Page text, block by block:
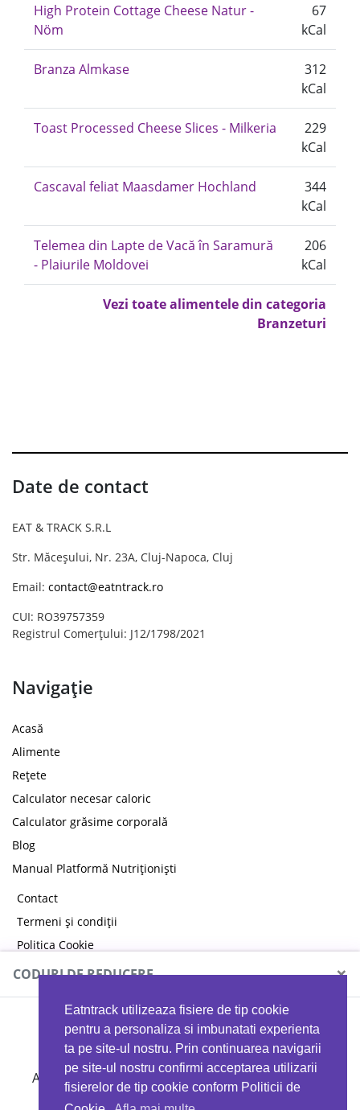
Eatntrack utilizeaza fisiere de tip cookie
pentru a personaliza si imbunatati experienta
ta pe site-ul nostru. Prin continuarea navigarii
pe site-ul nostru confirmi acceptarea utilizarii
fisierelor de tip cookie conform Politicii de
High Protein Cottage Cheese Natur -
Nöm
67
kCal
Branza Almkase
312
kCal
Toast Processed Cheese Slices - Milkeria
229
kCal
Cascaval feliat Maasdamer Hochland
344
kCal
Telemea din Lapte de Vacă în Saramură
- Plaiurile Moldovei
206
kCal
Vezi toate alimentele din categoria
Branzeturi
Date de contact
EAT & TRACK S.R.L
Str. Măceșului, Nr. 23A, Cluj-Napoca, Cluj
Email: contact@eatntrack.ro
CUI: RO39757359
Registrul Comerțului: J12/1798/2021
Navigație
Acasă
Alimente
Rețete
Calculator necesar caloric
Calculator grăsime corporală
Blog
Manual Platformă Nutriționiști
Contact
Termeni și condiții
Politica Cookie
Politica de confidențialitate
CODURI DE REDUCERE ×
MYPROTEIN
Ai 40%reducere la orice comandă folosind codul
EATTRACK